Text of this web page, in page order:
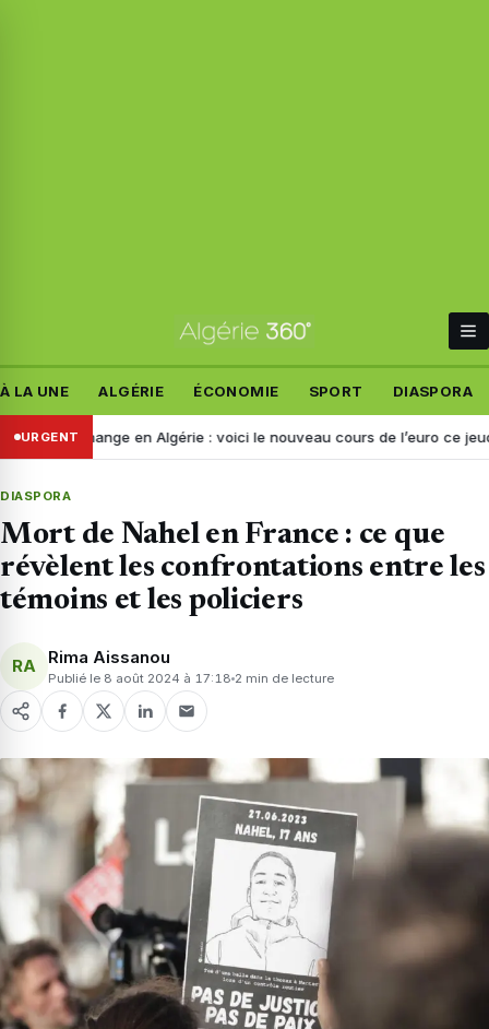
À LA UNE ALGÉRIE ÉCONOMIE SPORT DIASPORA
URGENT
change en Algérie : voici le nouveau cours de l’euro ce jeudi 6 août
DIASPORA
Mort de Nahel en France : ce que
révèlent les confrontations entre les
témoins et les policiers
RA Rima Aissanou
Publié le 8 août 2024 à 17:18 2 min de lecture